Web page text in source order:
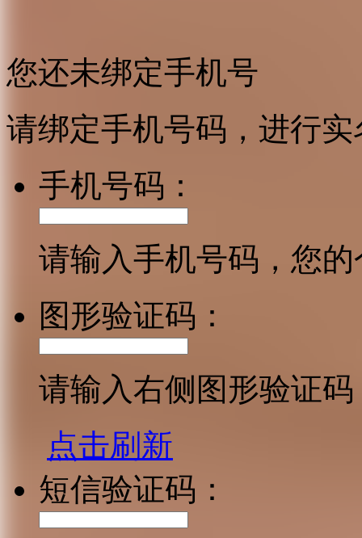
您还未绑定手机号
请绑定手机号码，进行
手机号码：
请输入手机号码，您
图形验证码：
请输入右侧图形验证码
点击刷新
短信验证码：